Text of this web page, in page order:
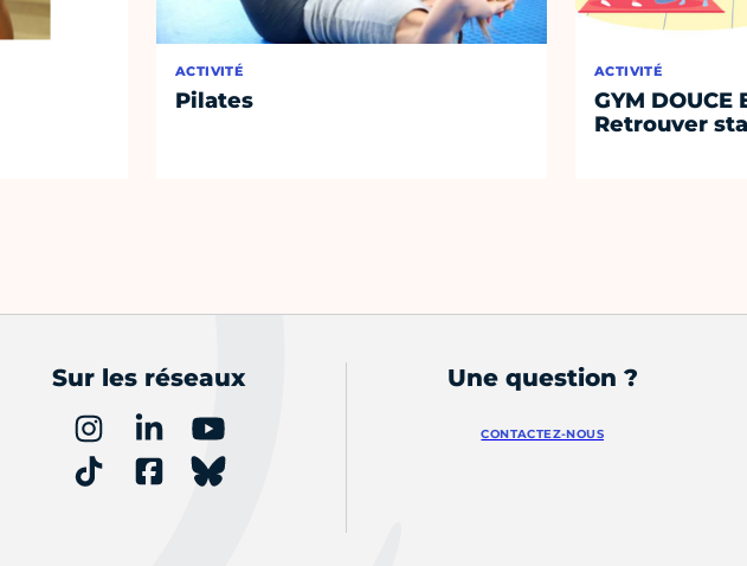
ACTIVITÉ
Pilates
ACTIVITÉ
GYM DOUCE
Retrouver
Sur les réseaux Une question ?
CONTACTEZ-NOUS